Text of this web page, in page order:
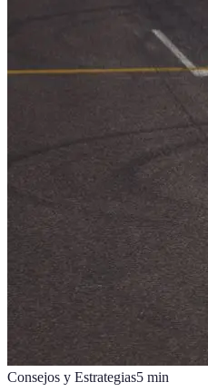
Consejos y Estrategias5 min